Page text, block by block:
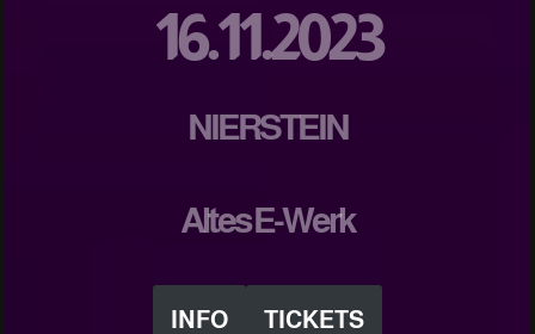
16.11.2023
NIERSTEIN
Altes E-Werk
INFO TICKETS